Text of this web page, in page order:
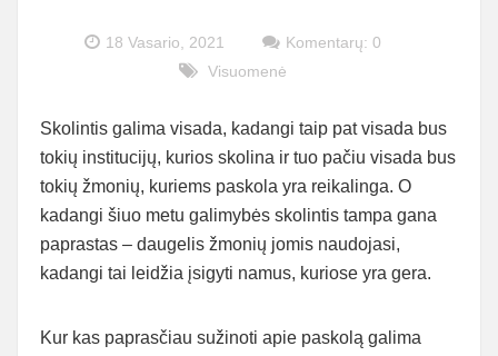
18 Vasario, 2021
Komentarų: 0
Visuomenė
Skolintis galima visada, kadangi taip pat visada bus
tokių institucijų, kurios skolina ir tuo pačiu visada bus
tokių žmonių, kuriems paskola yra reikalinga. O
kadangi šiuo metu galimybės skolintis tampa gana
paprastas – daugelis žmonių jomis naudojasi,
kadangi tai leidžia įsigyti namus, kuriose yra gera.
Kur kas paprasčiau sužinoti apie paskolą galima